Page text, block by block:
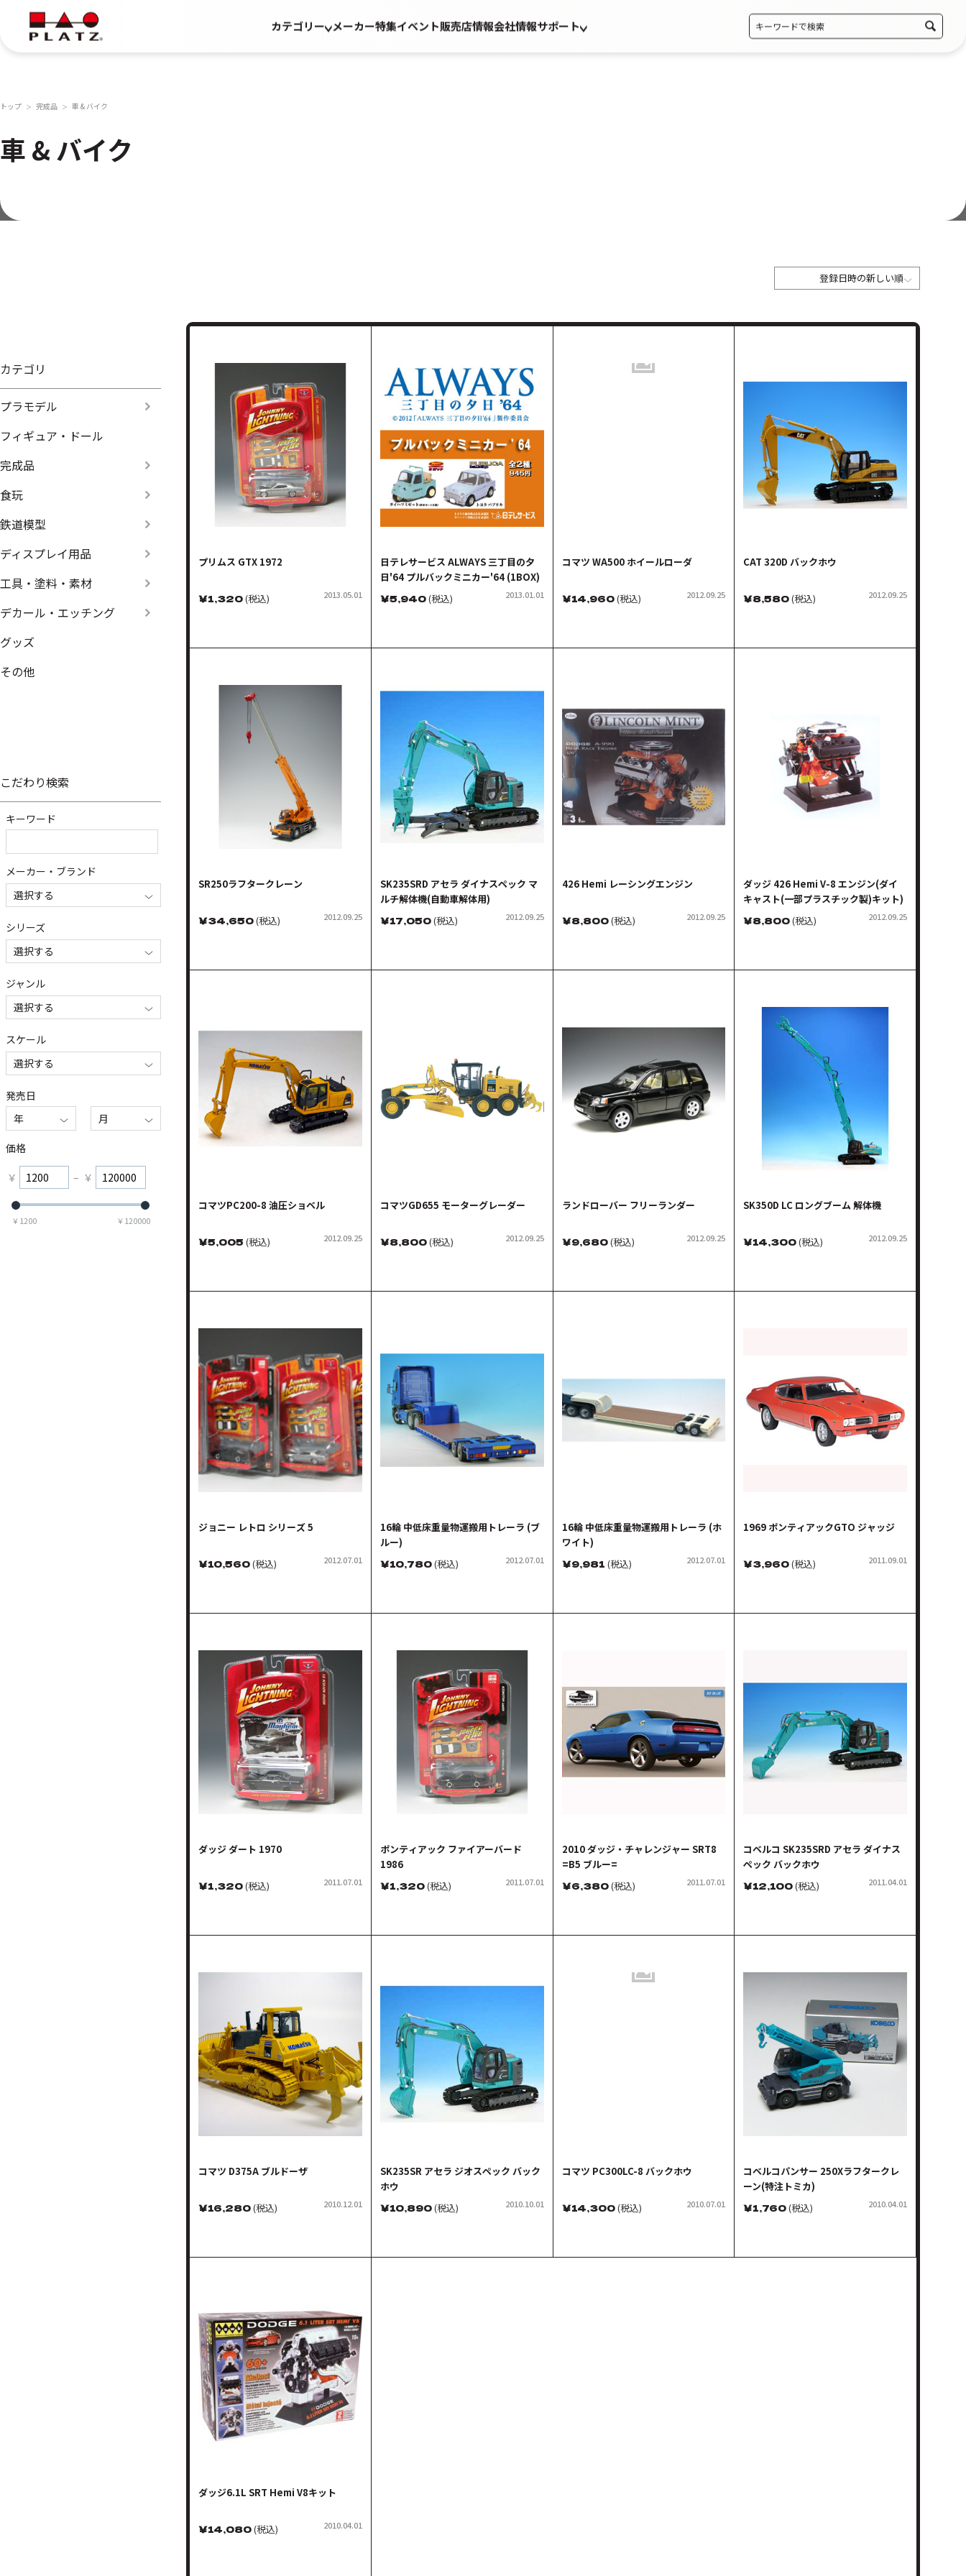
カテゴリー メーカー特集イベント販売店情報会社情報サポート
トップ ＞ 完成品 ＞ 車 & バイク
車 & バイク
カテゴリ
プラモデル
フィギュア・ドール
完成品
食玩
鉄道模型
ディスプレイ用品
工具・塗料・素材
デカール・エッチング
グッズ
その他
こだわり検索
キーワード
メーカー・ブランド
選択する
シリーズ
選択する
ジャンル
選択する
スケール
選択する
発売日
年
月
価格
￥ – ￥
￥ 1200 ￥ 120000
登録日時の新しい順
プリムス GTX 1972
￥1,320(税込) 2013.05.01
日テレサービス ALWAYS 三丁目の夕
日'64 プルバックミニカー'64 (1BOX)
￥5,940(税込) 2013.01.01
コマツ WA500 ホイールローダ
￥14,960(税込) 2012.09.25
CAT 320D バックホウ
￥8,580(税込) 2012.09.25
SR250ラフタークレーン
￥34,650(税込) 2012.09.25
SK235SRD アセラ ダイナスペック マ
ルチ解体機(自動車解体用)
￥17,050(税込) 2012.09.25
426 Hemi レーシングエンジン
￥8,800(税込) 2012.09.25
ダッジ 426 Hemi V-8 エンジン(ダイ
キャスト(一部プラスチック製)キット)
￥8,800(税込) 2012.09.25
コマツPC200-8 油圧ショベル
￥5,005 (税込) 2012.09.25
コマツGD655 モーターグレーダー
￥8,800(税込) 2012.09.25
ランドローバー フリーランダー
￥9,680(税込) 2012.09.25
SK350D LC ロングブーム 解体機
￥14,300(税込) 2012.09.25
ジョニー レトロ シリーズ 5
￥10,560(税込) 2012.07.01
16輪 中低床重量物運搬用トレーラ (ブ
ルー)
￥10,780(税込) 2012.07.01
16輪 中低床重量物運搬用トレーラ (ホ
ワイト)
￥9,981 (税込) 2012.07.01
1969 ポンティアックGTO ジャッジ
￥3,960(税込) 2011.09.01
ダッジ ダート 1970
￥1,320(税込) 2011.07.01
ポンティアック ファイアーバード
1986
￥1,320(税込) 2011.07.01
2010 ダッジ・チャレンジャー SRT8
=B5 ブルー=
￥6,380(税込) 2011.07.01
コベルコ SK235SRD アセラ ダイナス
ペック バックホウ
￥12,100(税込) 2011.04.01
コマツ D375A ブルドーザ
￥16,280(税込) 2010.12.01
SK235SR アセラ ジオスペック バック
ホウ
￥10,890(税込) 2010.10.01
コマツ PC300LC-8 バックホウ
￥14,300(税込) 2010.07.01
コベルコパンサー 250Xラフタークレ
ーン(特注トミカ)
￥1,760(税込) 2010.04.01
ダッジ6.1L SRT Hemi V8キット
￥14,080(税込) 2010.04.01